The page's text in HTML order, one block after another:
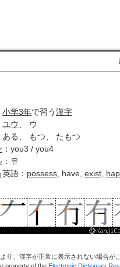
小学3年で習う漢字
ユウ、 ウ
ある、 もつ、 たもつ
：you3 / you4
：유
英語： possess, have, exist,
り、漢字が正常に表示されない場合が